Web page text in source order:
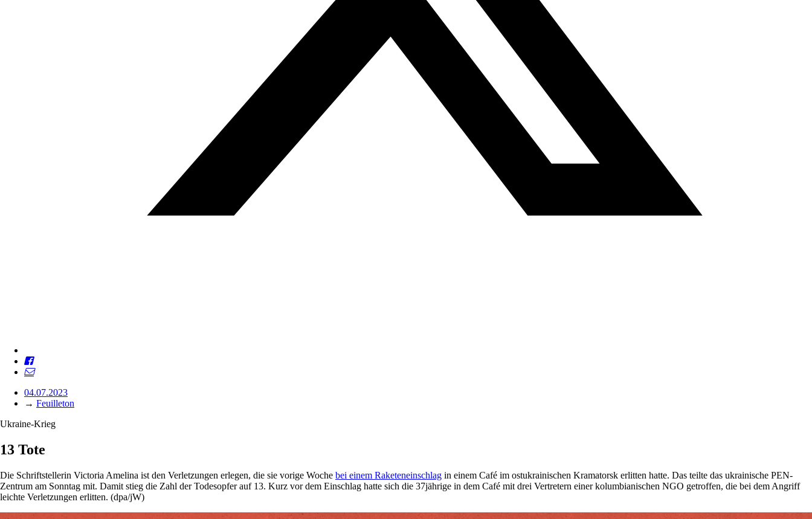
04.07.2023
→ Feuilleton
Ukraine-Krieg
13 Tote
Die Schriftstellerin Victoria Amelina ist den Verletzungen erlegen, die sie vorige Woche bei einem Raketeneinschlag in einem Café im ostukrainischen Kramatorsk erlitten hatte. Das teilte das ukrainische PEN-
Zentrum am Sonntag mit. Damit stieg die Zahl der Todesopfer auf 13. Kurz vor dem Einschlag hatte sich die 37jährige in dem Café mit drei Vertretern einer kolumbianischen NGO getroffen, die bei dem Angriff
leichte Verletzungen erlitten. (dpa/jW)